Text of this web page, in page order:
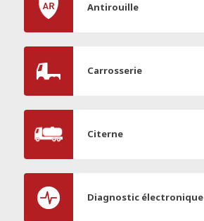
Antirouille
Carrosserie
Citerne
Diagnostic électronique